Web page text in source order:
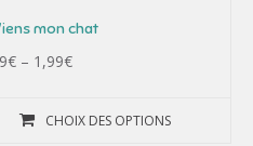
mon chat
€– 1,99€
CHOIX DES OPTIONS